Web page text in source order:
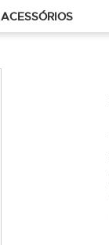
ACESSÓRIOS